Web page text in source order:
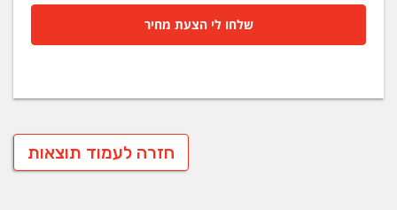
שלחו לי הצעת מחיר
חזרה לעמוד תוצאות